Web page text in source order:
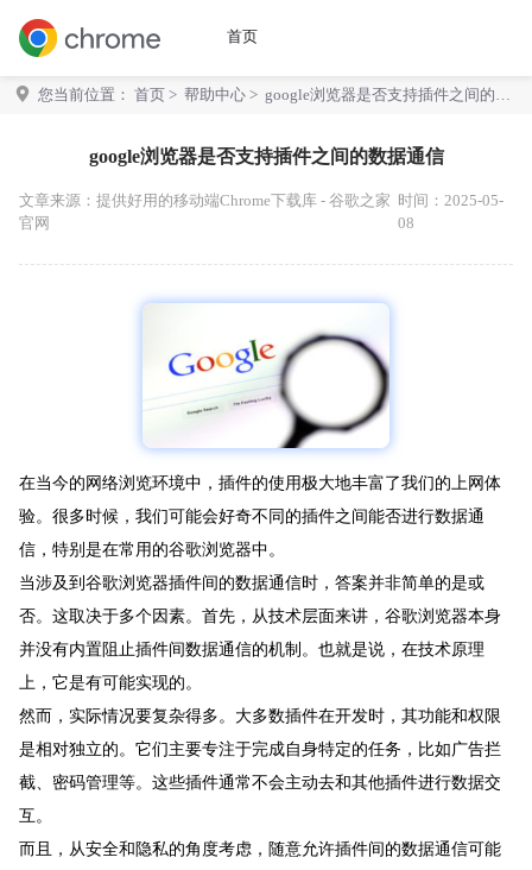
首页
您当前位置： 首页 > 帮助中心 > google浏览器是否支持插件之间的数
google浏览器是否支持插件之间的数据通信
文章来源： 提供好用的移动端Chrome下载库 - 谷歌之家
官网
时间：2025-05-
08
在当今的网络浏览环境中，插件的使用极大地丰富了我们的上网体
验。很多时候，我们可能会好奇不同的插件之间能否进行数据通
信，特别是在常用的谷歌浏览器中。
当涉及到谷歌浏览器插件间的数据通信时，答案并非简单的是或
否。这取决于多个因素。首先，从技术层面来讲，谷歌浏览器本身
并没有内置阻止插件间数据通信的机制。也就是说，在技术原理
上，它是有可能实现的。
然而，实际情况要复杂得多。大多数插件在开发时，其功能和权限
是相对独立的。它们主要专注于完成自身特定的任务，比如广告拦
截、密码管理等。这些插件通常不会主动去和其他插件进行数据交
互。
而且，从安全和隐私的角度考虑，随意允许插件间的数据通信可能